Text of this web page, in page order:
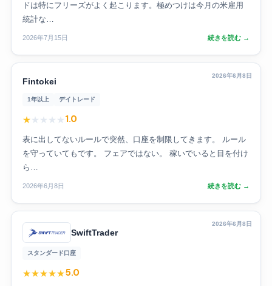
ドは特にフリーズがよく起こります。極めつけは今月の米雇用
統計な…
2026年7月15日 続きを読む →
2026年6月8日
Fintokei
1年以上 デイトレード
★★ ★ ★ ★1.0
表に出してないルールで突然、口座を制限してきます。 ルール
を守っていてもです。 フェアではない。 稼いでいると目を付け
ら…
2026年6月8日 続きを読む →
2026年6月8日
SwiftTrader
スタンダード口座
★★★★★5.0